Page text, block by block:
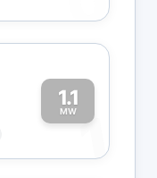
1.1
MW1